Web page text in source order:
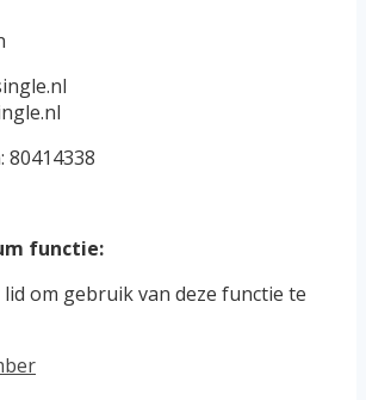
80414338
functie:
om gebruik van deze functie te